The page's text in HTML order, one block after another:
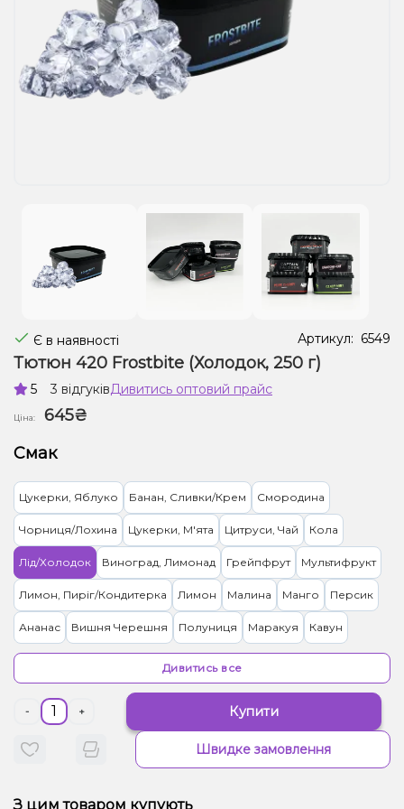
Рідини для електронних сигарет
Подарункові набори
Є в наявності Артикул: 6549
Тютюн 420 Frostbite (Холодок, 250 г)
5 3 відгуківДивитись оптовий прайс
Ціна:
645₴
Смак
Цукерки, Яблуко Банан, Сливки/Крем Смородина
Чорниця/Лохина Цукерки, М'ята Цитруси, Чай Кола
Лід/Холодок Виноград, Лимонад Грейпфрут Мультифрукт
Лимон, Пиріг/Кондитерка Лимон Малина Манго Персик
Ананас Вишня Черешня Полуниця Маракуя Кавун
Виноград, Лід/Холодок, Ягоди М'ята, Цитруси
Барбарис, Цукерки
Гранат Лайм Помело Журавлина
Дивитись все
- + Купити
Швидке замовлення
З цим товаром купують